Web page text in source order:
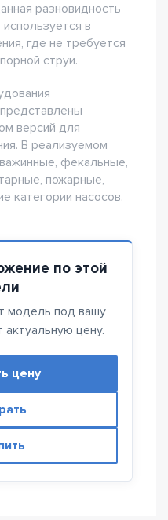
разновидность
в
где не требуется
струи.
представлены
версий для
В реализуемом
фекальные,
пожарные,
категории насосов.
по этой
модель под вашу
актуальную цену.
цену